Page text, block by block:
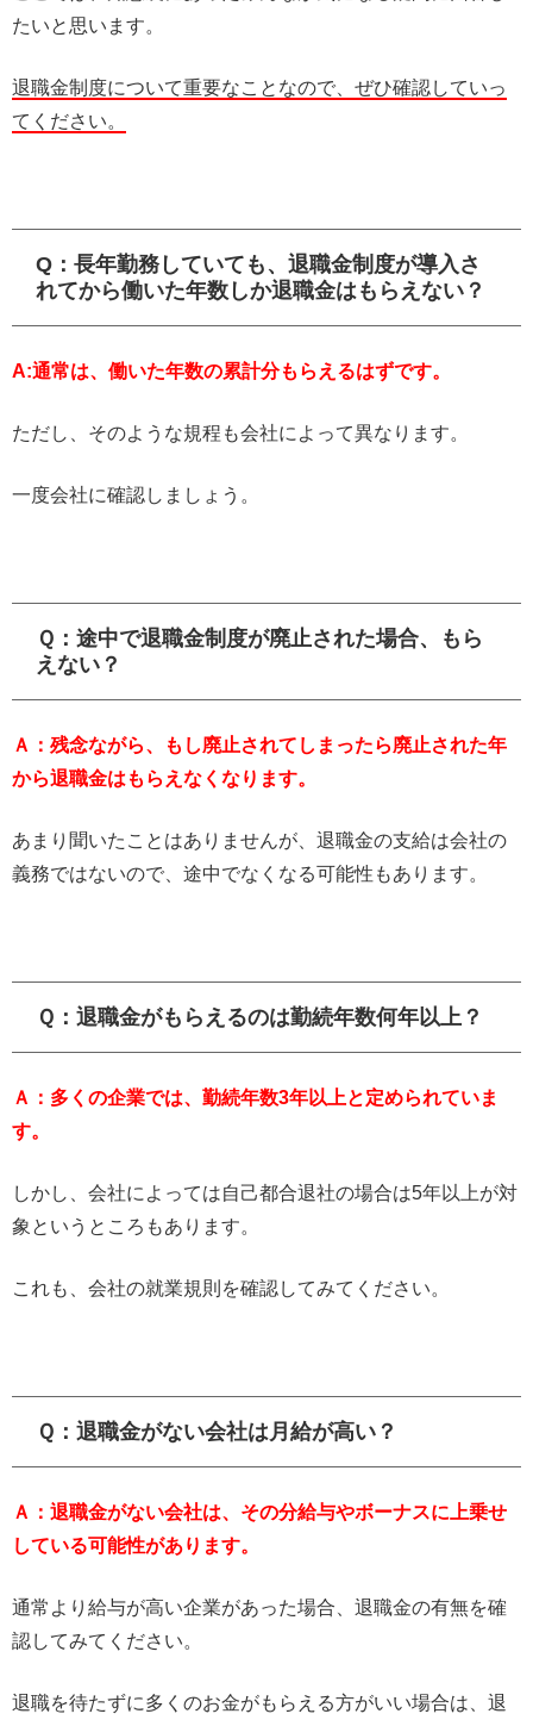
たいと思います。
退職金制度について重要なことなので、ぜひ確認していっ
てください。
Q：長年勤務していても、退職金制度が導入さ
れてから働いた年数しか退職金はもらえない？
A:通常は、働いた年数の累計分もらえるはずです。
ただし、そのような規程も会社によって異なります。
一度会社に確認しましょう。
Ｑ：途中で退職金制度が廃止された場合、もら
えない？
Ａ：残念ながら、もし廃止されてしまったら廃止された年
から退職金はもらえなくなります。
あまり聞いたことはありませんが、退職金の支給は会社の
義務ではないので、途中でなくなる可能性もあります。
Ｑ：退職金がもらえるのは勤続年数何年以上？
Ａ：多くの企業では、勤続年数3年以上と定められていま
す。
しかし、会社によっては自己都合退社の場合は5年以上が対
象というところもあります。
これも、会社の就業規則を確認してみてください。
Ｑ：退職金がない会社は月給が高い？
Ａ：退職金がない会社は、その分給与やボーナスに上乗せ
している可能性があります。
通常より給与が高い企業があった場合、退職金の有無を確
認してみてください。
退職を待たずに多くのお金がもらえる方がいい場合は、退